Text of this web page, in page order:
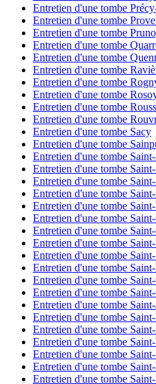
Entretien d'une tombe
Entretien d'une tombe
Entretien d'une tombe
Entretien d'une tombe
Entretien d'une tombe
Entretien d'une tombe
Entretien d'une tombe
Entretien d'une tombe
Entretien d'une tombe
Entretien d'une tombe
Entretien d'une tombe Sacy
Entretien d'une tombe
Entretien d'une tombe
Entretien d'une tombe
Entretien d'une tombe
Entretien d'une tombe
Entretien d'une tombe
Entretien d'une tombe
Entretien d'une tombe
Entretien d'une tombe
Entretien d'une tombe
Entretien d'une tombe
Entretien d'une tombe
Entretien d'une tombe
Entretien d'une tombe
Entretien d'une tombe
Entretien d'une tombe
Entretien d'une tombe
Entretien d'une tombe
Entretien d'une tombe
Entretien d'une tombe